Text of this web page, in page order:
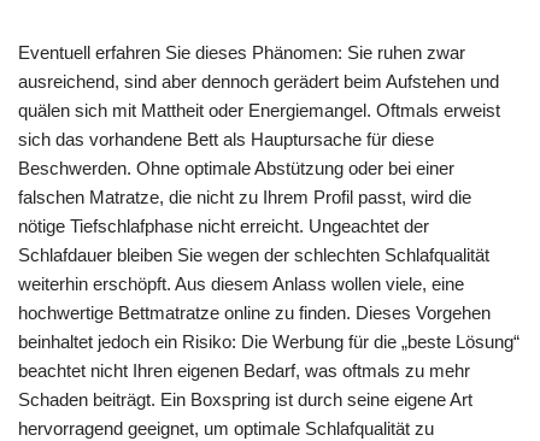
Eventuell erfahren Sie dieses Phänomen: Sie ruhen zwar
ausreichend, sind aber dennoch gerädert beim Aufstehen und
quälen sich mit Mattheit oder Energiemangel. Oftmals erweist
sich das vorhandene Bett als Hauptursache für diese
Beschwerden. Ohne optimale Abstützung oder bei einer
falschen Matratze, die nicht zu Ihrem Profil passt, wird die
nötige Tiefschlafphase nicht erreicht. Ungeachtet der
Schlafdauer bleiben Sie wegen der schlechten Schlafqualität
weiterhin erschöpft. Aus diesem Anlass wollen viele, eine
hochwertige Bettmatratze online zu finden. Dieses Vorgehen
beinhaltet jedoch ein Risiko: Die Werbung für die „beste Lösung“
beachtet nicht Ihren eigenen Bedarf, was oftmals zu mehr
Schaden beiträgt. Ein Boxspring ist durch seine eigene Art
hervorragend geeignet, um optimale Schlafqualität zu